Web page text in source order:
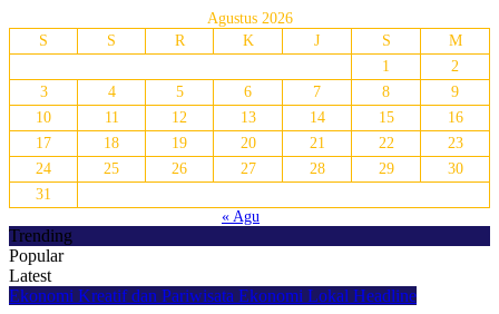
Agustus 2026
S
S R K J S
M
1
2
3
4 5 6 7 8
9
10
11 12 13 14 15
16
17
18 19 20 21 22
23
24
25 26 27 28 29
30
31
« Agu
Trending
Popular
Latest
Ekonomi Kreatif dan Pariwisata Ekonomi Lokal Headline